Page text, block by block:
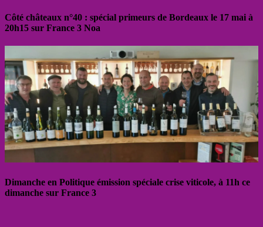
Côté châteaux n°40 : spécial primeurs de Bordeaux le 17 mai à
20h15 sur France 3 Noa
Dimanche en Politique émission spéciale crise viticole, à 11h ce
dimanche sur France 3